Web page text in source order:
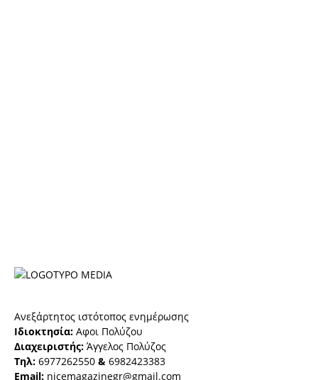
Ανεξάρτητος ιστότοπος ενημέρωσης
Ιδιοκτησία: Αφοι Πολύζου
Διαχειριστής: Άγγελος Πολύζος
Τηλ: 6977262550 & 6982423383
Email: nicemagazinegr@gmail.com